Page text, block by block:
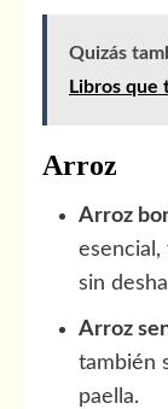
Quizás
Libros que
Arroz
Arroz
esencial,
sin
Arroz
también
paella.